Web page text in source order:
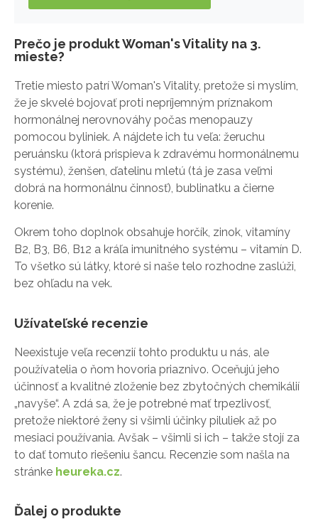
Prečo je produkt Woman's Vitality na 3.
mieste?
Tretie miesto patrí Woman's Vitality, pretože si myslím,
že je skvelé bojovať proti nepríjemným príznakom
hormonálnej nerovnováhy počas menopauzy
pomocou byliniek. A nájdete ich tu veľa: žeruchu
peruánsku (ktorá prispieva k zdravému hormonálnemu
systému), ženšen, ďatelinu mletú (tá je zasa veľmi
dobrá na hormonálnu činnosť), bublinatku a čierne
korenie.
Okrem toho doplnok obsahuje horčík, zinok, vitamíny
B2, B3, B6, B12 a kráľa imunitného systému – vitamín D.
To všetko sú látky, ktoré si naše telo rozhodne zaslúži,
bez ohľadu na vek.
Užívateľské recenzie
Neexistuje veľa recenzií tohto produktu u nás, ale
používatelia o ňom hovoria priaznivo. Oceňujú jeho
účinnosť a kvalitné zloženie bez zbytočných chemikálií
„navyše“. A zdá sa, že je potrebné mať trpezlivosť,
pretože niektoré ženy si všimli účinky piluliek až po
mesiaci používania. Avšak – všimli si ich – takže stojí za
to dať tomuto riešeniu šancu. Recenzie som našla na
stránke heureka.cz.
Ďalej o produkte